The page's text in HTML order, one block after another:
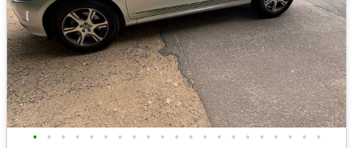
• • • • • • • • • • • • • • • • • • • • •